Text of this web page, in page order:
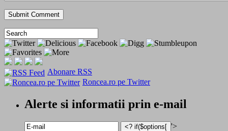
Abonare RSS
Roncea.ro pe Twitter
Alerte si informatii prin e-mail
'>